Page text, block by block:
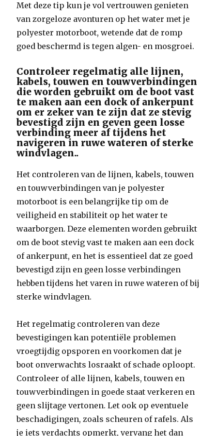
Met deze tip kun je vol vertrouwen genieten
van zorgeloze avonturen op het water met je
polyester motorboot, wetende dat de romp
goed beschermd is tegen algen- en mosgroei.
Controleer regelmatig alle lijnen,
kabels, touwen en touwverbindingen
die worden gebruikt om de boot vast
te maken aan een dock of ankerpunt
om er zeker van te zijn dat ze stevig
bevestigd zijn en geven geen losse
verbinding meer af tijdens het
navigeren in ruwe wateren of sterke
windvlagen..
Het controleren van de lijnen, kabels, touwen
en touwverbindingen van je polyester
motorboot is een belangrijke tip om de
veiligheid en stabiliteit op het water te
waarborgen. Deze elementen worden gebruikt
om de boot stevig vast te maken aan een dock
of ankerpunt, en het is essentieel dat ze goed
bevestigd zijn en geen losse verbindingen
hebben tijdens het varen in ruwe wateren of bij
sterke windvlagen.
Het regelmatig controleren van deze
bevestigingen kan potentiële problemen
vroegtijdig opsporen en voorkomen dat je
boot onverwachts losraakt of schade oploopt.
Controleer of alle lijnen, kabels, touwen en
touwverbindingen in goede staat verkeren en
geen slijtage vertonen. Let ook op eventuele
beschadigingen, zoals scheuren of rafels. Als
je iets verdachts opmerkt, vervang het dan